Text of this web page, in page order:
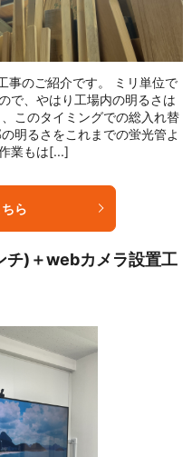
事のご紹介です。 ミリ単位で
で、やはり工場内の明るさは
このタイミングでの総入れ替
明るさをこれまでの蛍光管よ
業もは[...]
ら
チ)＋webカメラ設置工